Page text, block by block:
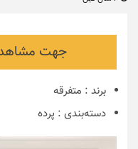
جهت
برند : متفرقه
دسته‌بندی : پرده